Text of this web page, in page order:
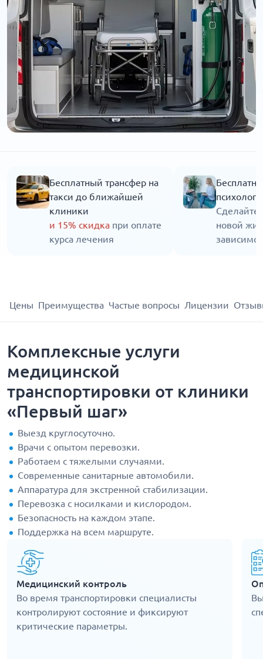
Бесплатный трансфер на
такси до ближайшей
клиники
и 15% скидка при оплате
курса лечения
психолога
Сделайте
новой
Цены Преимущества Частые вопросы Лицензии
Комплексные услуги
медицинской
транспортировки от клиники
«Первый шаг»
Выезд круглосуточно.
Врачи с опытом перевозки.
Работаем с тяжелыми случаями.
Современные санитарные автомобили.
Аппаратура для экстренной стабилизации.
Перевозка с носилками и кислородом.
Безопасность на каждом этапе.
Поддержка на всем маршруте.
Медицинский контроль
Во время транспортировки специалисты
контролируют состояние и фиксируют
критические параметры.